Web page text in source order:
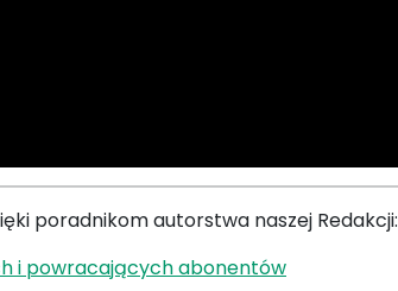
poradnikom autorstwa naszej Redakcji:
i powracających abonentów